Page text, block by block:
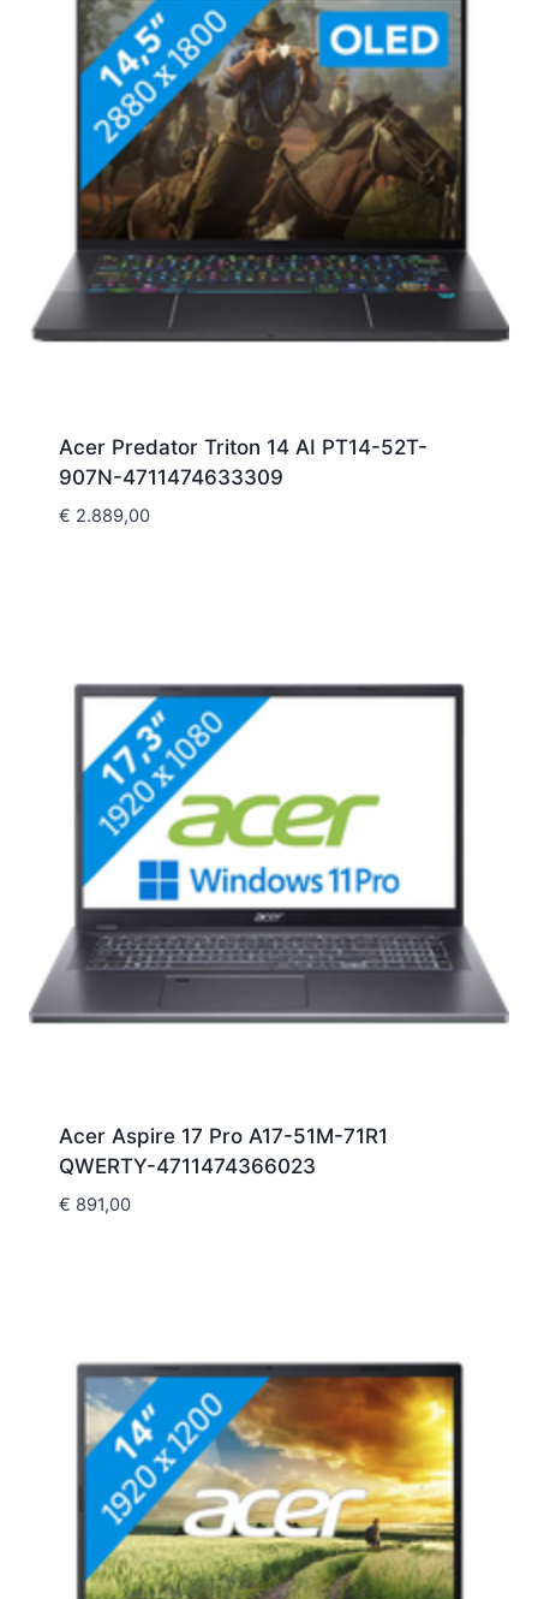
Acer Predator Triton 14 AI PT14-52T-
907N-4711474633309
€ 2.889,00
Acer Aspire 17 Pro A17-51M-71R1
QWERTY-4711474366023
€ 891,00